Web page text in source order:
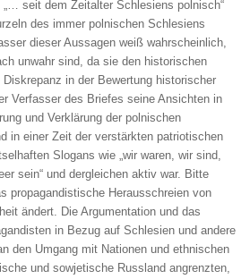
seit dem Zeitalter Schlesiens polnisch“
des immer polnischen Schlesiens
dieser Aussagen weiß wahrscheinlich,
unwahr sind, da sie den historischen
in der Bewertung historischer
Verfasser des Briefes seine Ansichten in
und Verklärung der polnischen
in einer Zeit der verstärkten patriotischen
Slogans wie „wir waren, wir sind,
sein“ und dergleichen aktiv war. Bitte
propagandistische Herausschreien von
ändert. Die Argumentation und das
in Bezug auf Schlesien und andere
den Umgang mit Nationen und ethnischen
und sowjetische Russland angrenzten,